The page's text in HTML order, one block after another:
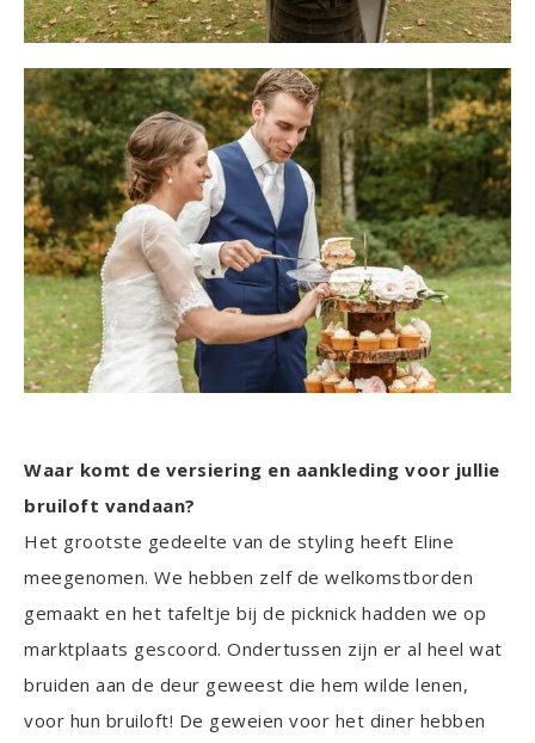
Waar komt de versiering en aankleding voor jullie
bruiloft vandaan?
Het grootste gedeelte van de styling heeft Eline
meegenomen. We hebben zelf de welkomstborden
gemaakt en het tafeltje bij de picknick hadden we op
marktplaats gescoord. Ondertussen zijn er al heel wat
bruiden aan de deur geweest die hem wilde lenen,
voor hun bruiloft! De geweien voor het diner hebben